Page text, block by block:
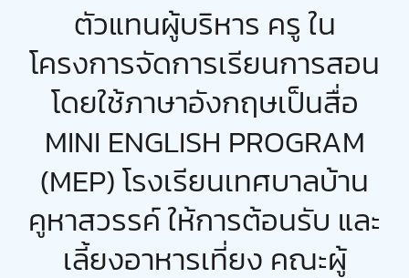
ข่าวประกาศ
ชำระเงิน
ตรวจผลการเรียน
ตัวแทนผู้บริหาร ครู ใน
โครงการจัดการเรียนการสอน
โดยใช้ภาษาอังกฤษเป็นสื่อ
MINI ENGLISH PROGRAM
(MEP) โรงเรียนเทศบาลบ้าน
คูหาสวรรค์ ให้การต้อนรับ และ
เลี้ยงอาหารเที่ยง คณะผู้